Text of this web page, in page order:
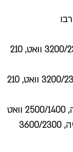
אזור בישול שמאלי קדמי: אינדוקציה: 3200/2300 וואט, 210
אזור בישול שמאלי אחורי: אינדוקציה: 3200/2300 וואט, 210
אזור בישול ימני אחורי 240 מ"מ: אינדוקציה, 3600/2300